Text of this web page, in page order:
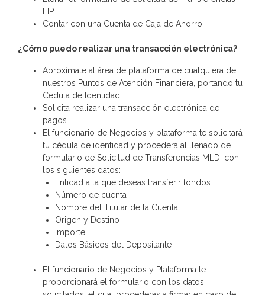
LIP.
Contar con una Cuenta de Caja de Ahorro
¿Cómo puedo realizar una transacción electrónica?
Aproxímate al área de plataforma de cualquiera de
nuestros Puntos de Atención Financiera, portando tu
Cédula de Identidad.
Solicita realizar una transacción electrónica de
pagos.
El funcionario de Negocios y plataforma te solicitará
tu cédula de identidad y procederá al llenado de
formulario de Solicitud de Transferencias MLD, con
los siguientes datos:
Entidad a la que deseas transferir fondos
Número de cuenta
Nombre del Titular de la Cuenta
Origen y Destino
Importe
Datos Básicos del Depositante
El funcionario de Negocios y Plataforma te
proporcionará el formulario con los datos